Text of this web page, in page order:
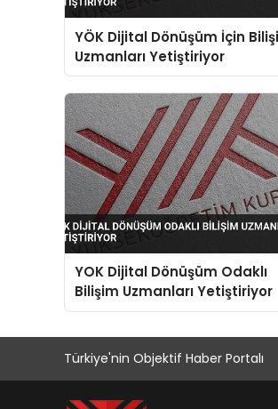
YÖK Dijital Dönüşüm İçin
Uzmanları Yetiştiriyor
YOK Dijital Dönüşüm Odaklı
Bilişim Uzmanları Yetiştiriyor
Türkiye'nin Objektif Haber Portalı